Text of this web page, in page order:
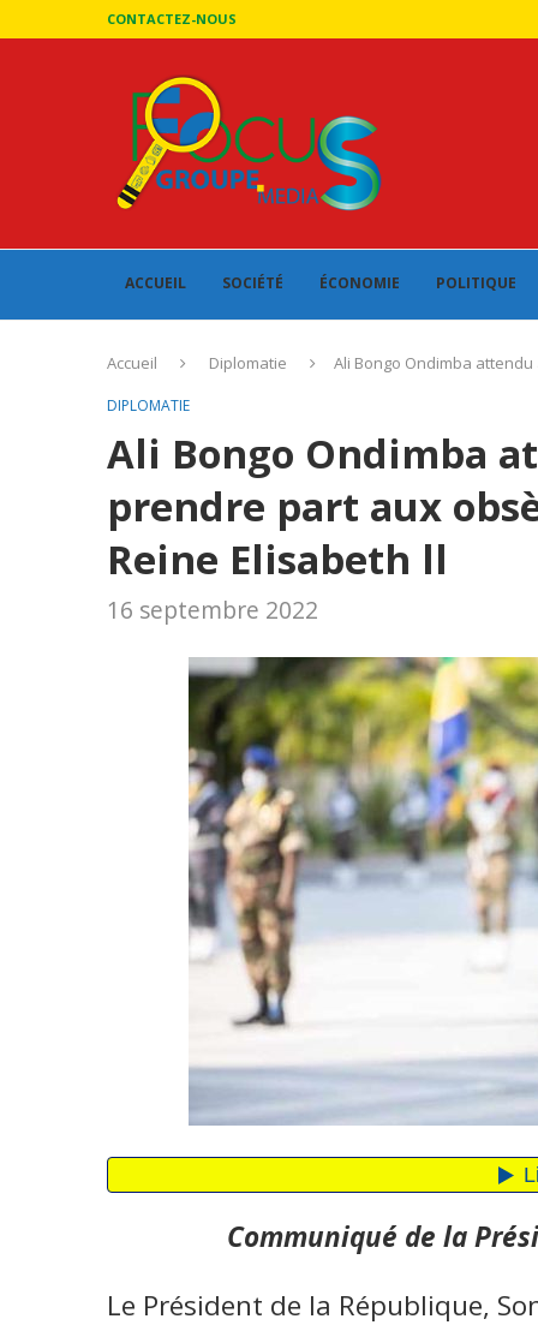
CONTACTEZ-NOUS
ACCUEIL SOCIÉTÉ ÉCONOMIE POLITIQUE
Accueil Diplomatie Ali Bongo Ondimba
DIPLOMATIE
Ali Bongo Ondimba
prendre part aux
Reine Elisabeth ll
16 septembre 2022
Communiqué de la
Le Président de la République,